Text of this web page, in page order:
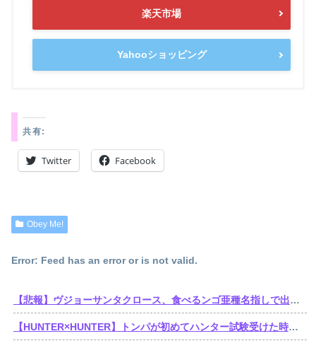
楽天市場
Yahooショッピング
共有:
Twitter Facebook
Obey Me!
Error: Feed has an error or is not valid.
【悲報】ヴジョーサンタクロース、食べるンゴ亜種名指しで出禁されてた
【HUNTER×HUNTER】トンパが初めてハンター試験受けた時ってゴンより若かったんだね